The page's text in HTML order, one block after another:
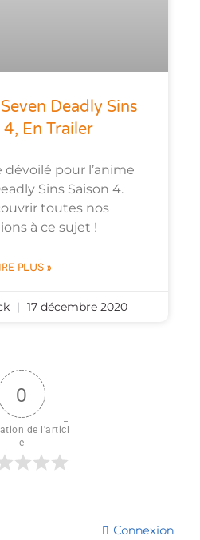
Deadly Sins
4, En Trailer
dévoilé pour l’anime
Sins Saison 4.
toutes nos
à ce sujet !
PLUS »
17 décembre 2020
0
de l'articl
e
Connexion